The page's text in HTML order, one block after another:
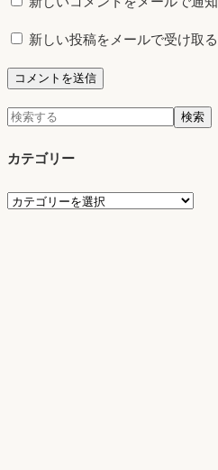
新しい投稿をメールで受け取る
検
検索
カテゴリー
カ